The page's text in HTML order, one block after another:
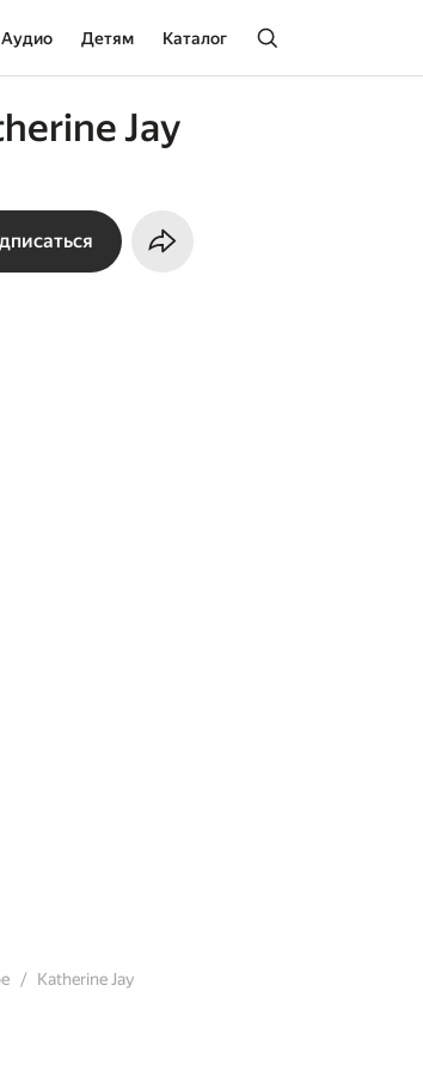
Аудио Детям Каталог
Jay
Katherine Jay